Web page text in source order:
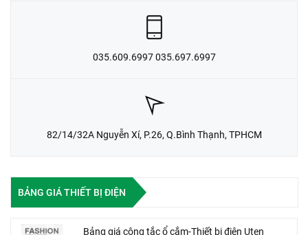
035.609.6997 035.697.6997
82/14/32A Nguyễn Xí, P.26, Q.Bình Thạnh, TPHCM
BẢNG GIÁ THIẾT BỊ ĐIỆN
Bảng giá công tắc ổ cắm-Thiết bị điện Uten